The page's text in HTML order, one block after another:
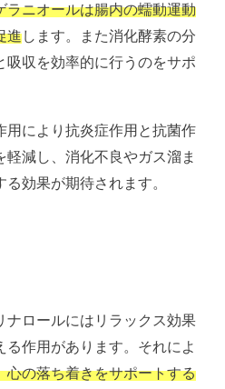
ラニオールは腸内の蠕動運動
進します。また消化酵素の分
吸収を効率的に行うのをサポ
用により抗炎症作用と抗菌作
減し、消化不良やガス溜ま
効果が期待されます。
ナロールにはリラックス効果
作用があります。それによ
心の落ち着きをサポートする